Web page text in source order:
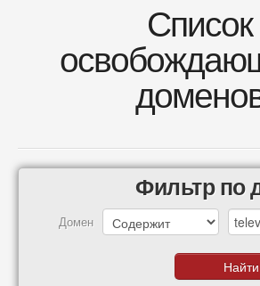
Список
Фильтр по
Домен